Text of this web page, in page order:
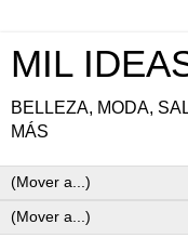
MIL
BELLEZA, MODA,
MÁS